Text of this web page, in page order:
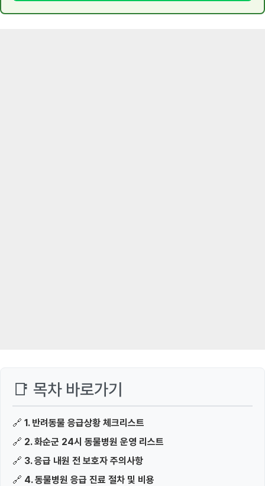
📑 목차 바로가기
🔗 1. 반려동물 응급상황 체크리스트
🔗 2. 화순군 24시 동물병원 운영 리스트
🔗 3. 응급 내원 전 보호자 주의사항
🔗 4. 동물병원 응급 진료 절차 및 비용